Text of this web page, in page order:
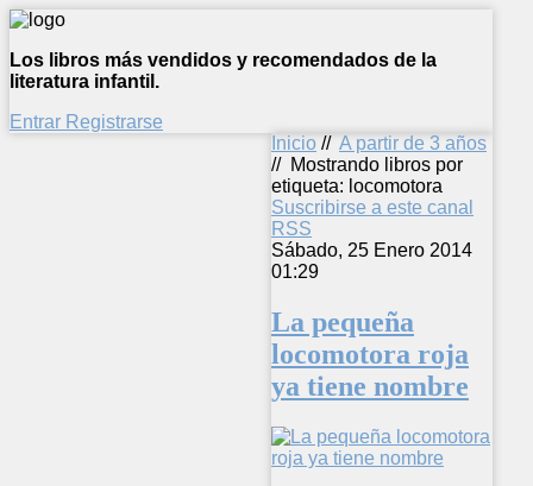
Los libros más vendidos y recomendados de la
literatura infantil.
Entrar Registrarse
Inicio // A partir de 3 años
// Mostrando libros por
etiqueta: locomotora
Suscribirse a este canal
RSS
Sábado, 25 Enero 2014
01:29
La pequeña
locomotora roja
ya tiene nombre